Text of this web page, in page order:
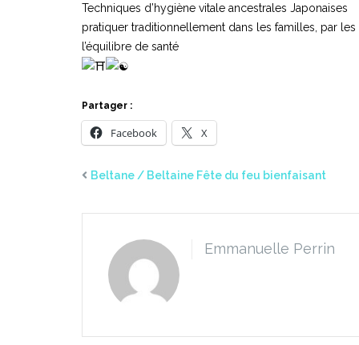
Techniques d’hygiène vitale ancestrales Japonaises
pratiquer traditionnellement dans les familles, par
l’équilibre de santé
Partager :
Facebook X
Beltane / Beltaine Fête du feu bienfaisant
Emmanuelle Perrin